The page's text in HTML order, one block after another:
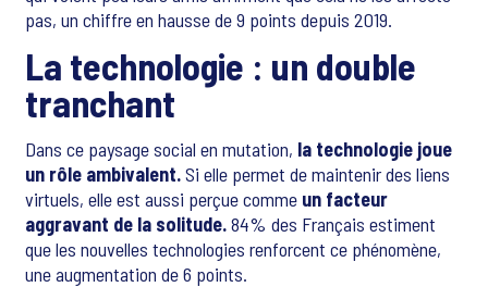
pas, un chiffre en hausse de 9 points depuis 2019.
La technologie : un double
tranchant
Dans ce paysage social en mutation, la technologie joue
un rôle ambivalent.Si elle permet de maintenir des liens
virtuels, elle est aussi perçue comme un facteur
aggravant de la solitude.84% des Français estiment
que les nouvelles technologies renforcent ce phénomène,
une augmentation de 6 points.